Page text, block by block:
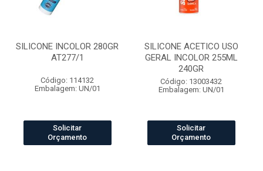
SILICONE INCOLOR 280GR
AT277/1
Código: 114132
Embalagem: UN/01
Solicitar
Orçamento
SILICONE ACETICO USO
GERAL INCOLOR 255ML
240GR
Código: 13003432
Embalagem: UN/01
Solicitar
Orçamento